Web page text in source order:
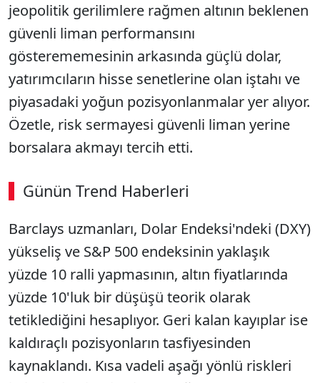
jeopolitik gerilimlere rağmen altının beklenen
güvenli liman performansını
gösterememesinin arkasında güçlü dolar,
yatırımcıların hisse senetlerine olan iştahı ve
piyasadaki yoğun pozisyonlanmalar yer alıyor.
Özetle, risk sermayesi güvenli liman yerine
borsalara akmayı tercih etti.
Günün Trend Haberleri
Barclays uzmanları, Dolar Endeksi'ndeki (DXY)
yükseliş ve S&P 500 endeksinin yaklaşık
yüzde 10 ralli yapmasının, altın fiyatlarında
yüzde 10'luk bir düşüşü teorik olarak
tetiklediğini hesaplıyor. Geri kalan kayıplar ise
kaldıraçlı pozisyonların tasfiyesinden
kaynaklandı. Kısa vadeli aşağı yönlü riskleri